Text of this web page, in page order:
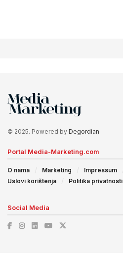
© 2025. Powered by Degordian
Portal Media-Marketing.com
O nama Marketing Impressum
Uslovi korištenja
Politika privatnosti
Social Media